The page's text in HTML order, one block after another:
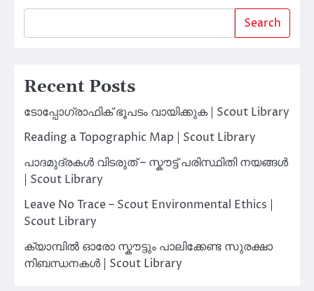
Search
Recent Posts
ടോപ്പോഗ്രാഫിക് ഭൂപടം വായിക്കുക | Scout Library
Reading a Topographic Map | Scout Library
പാദമുദ്രകൾ വിടരുത് – സ്കൗട്ട് പരിസ്ഥിതി നയങ്ങൾ
| Scout Library
Leave No Trace – Scout Environmental Ethics |
Scout Library
ക്യാമ്പിൽ ഓരോ സ്കൗട്ടും പാലിക്കേണ്ട സുരക്ഷാ
നിബന്ധനകൾ | Scout Library